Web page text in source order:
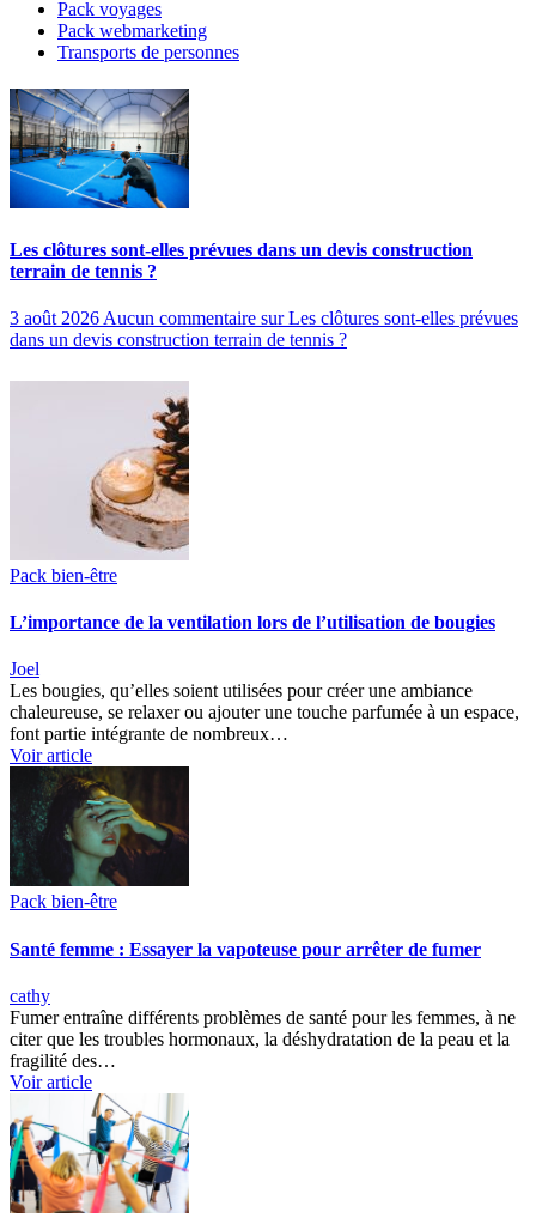
Pack voyages
Pack webmarketing
Transports de personnes
Les clôtures sont-elles prévues dans un devis construction
terrain de tennis ?
3 août 2026 Aucun commentaire sur Les clôtures sont-elles prévues
dans un devis construction terrain de tennis ?
Pack bien-être
L’importance de la ventilation lors de l’utilisation de bougies
Joel
Les bougies, qu’elles soient utilisées pour créer une ambiance
chaleureuse, se relaxer ou ajouter une touche parfumée à un espace,
font partie intégrante de nombreux…
Voir article
Pack bien-être
Santé femme : Essayer la vapoteuse pour arrêter de fumer
cathy
Fumer entraîne différents problèmes de santé pour les femmes, à ne
citer que les troubles hormonaux, la déshydratation de la peau et la
fragilité des…
Voir article